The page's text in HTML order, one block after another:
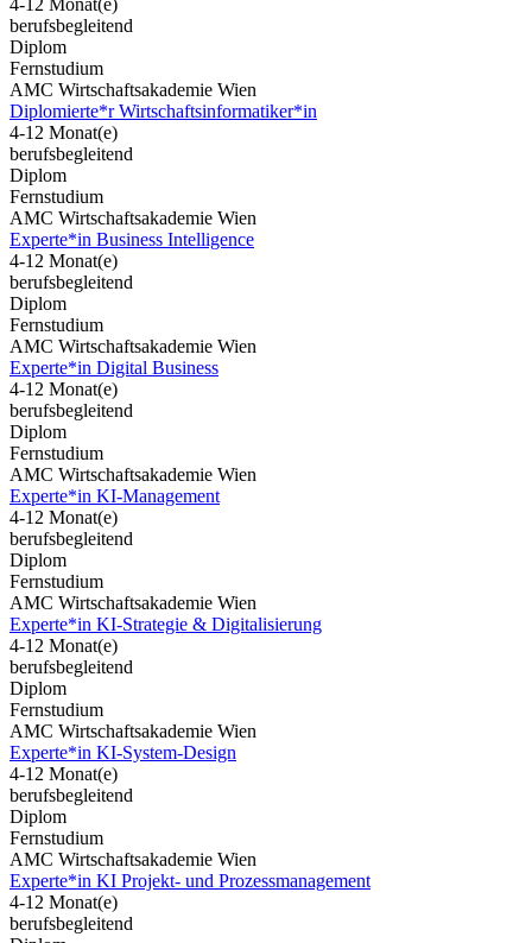
4-12 Monat(e)
berufsbegleitend
Diplom
Fernstudium
AMC Wirtschaftsakademie Wien
Diplomierte*r Wirtschaftsinformatiker*in
4-12 Monat(e)
berufsbegleitend
Diplom
Fernstudium
AMC Wirtschaftsakademie Wien
Experte*in Business Intelligence
4-12 Monat(e)
berufsbegleitend
Diplom
Fernstudium
AMC Wirtschaftsakademie Wien
Experte*in Digital Business
4-12 Monat(e)
berufsbegleitend
Diplom
Fernstudium
AMC Wirtschaftsakademie Wien
Experte*in KI-Management
4-12 Monat(e)
berufsbegleitend
Diplom
Fernstudium
AMC Wirtschaftsakademie Wien
Experte*in KI-Strategie & Digitalisierung
4-12 Monat(e)
berufsbegleitend
Diplom
Fernstudium
AMC Wirtschaftsakademie Wien
Experte*in KI-System-Design
4-12 Monat(e)
berufsbegleitend
Diplom
Fernstudium
AMC Wirtschaftsakademie Wien
Experte*in KI Projekt- und Prozessmanagement
4-12 Monat(e)
berufsbegleitend